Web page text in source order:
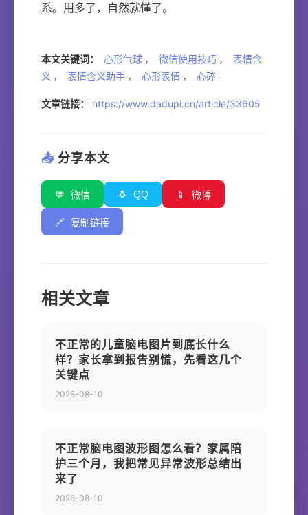
系。用多了，自然就懂了。
本文关键词： 心形气球 ， 微信使用技巧 ，
表情含
义 ， 表情含义助手 ， 心形表情 ， 心碎
文章链接： https://www.dadupi.cn/article/33605
📤 分享本文
💬 微信 🐧 QQ 📱 微博
🔗 复制链接
相关文章
不正常的儿童脑电图片到底长什么
样？家长拿到报告别慌，先看这几个
关键点
2026-08-10
不正常脑电图波形图怎么看？家属陪
护三个月，我把常见异常波形总结出
来了
2026-08-10